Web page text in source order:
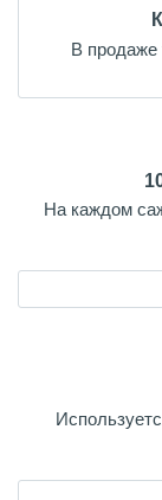
В продаже
На каждом